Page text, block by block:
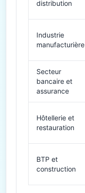
distribution
Industrie
manufacturière
Secteur
bancaire et
assurance
Hôtellerie et
restauration
BTP et
construction